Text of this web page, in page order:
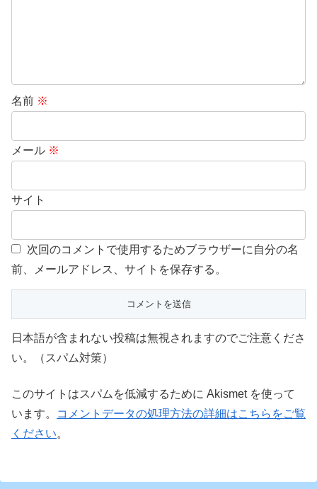
名前 ※
メール ※
サイト
次回のコメントで使用するためブラウザーに自分の名
前、メールアドレス、サイトを保存する。
日本語が含まれない投稿は無視されますのでご注意くださ
い。（スパム対策）
このサイトはスパムを低減するために Akismet を使って
います。
コメントデータの処理方法の詳細はこちらをご覧
ください。